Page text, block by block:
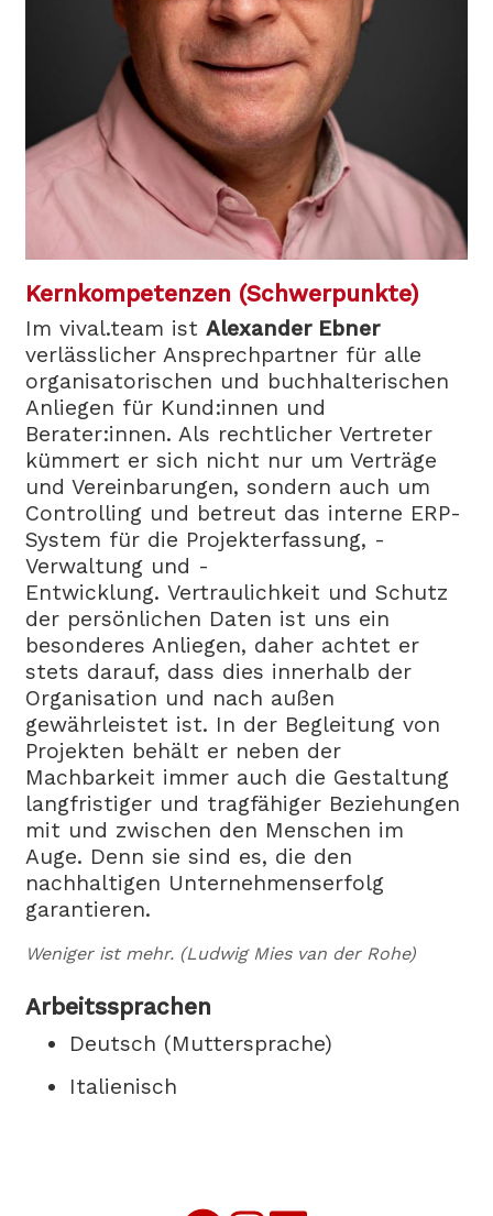
Kernkompetenzen (Schwerpunkte)
Im vival.team istAlexander Ebner
verlässlicher Ansprechpartner für alle
organisatorischen und buchhalterischen
Anliegen für Kund:innen und
Berater:innen. Als rechtlicher Vertreter
kümmert er sich nicht nur um Verträge
und Vereinbarungen, sondern auch um
Controlling und betreut das interne ERP-
System für die Projekterfassung, -
Verwaltung und -
Entwicklung. Vertraulichkeit und Schutz
der persönlichen Daten ist uns ein
besonderes Anliegen, daher achtet er
stets darauf, dass dies innerhalb der
Organisation und nach außen
gewährleistet ist. In der Begleitung von
Projekten behält er neben der
Machbarkeit immer auch die Gestaltung
langfristiger und tragfähiger Beziehungen
mit und zwischen den Menschen im
Auge. Denn sie sind es, die den
nachhaltigen Unternehmenserfolg
garantieren.
Weniger ist mehr. (Ludwig Mies van der Rohe)
Arbeitssprachen
Deutsch (Muttersprache)
Italienisch